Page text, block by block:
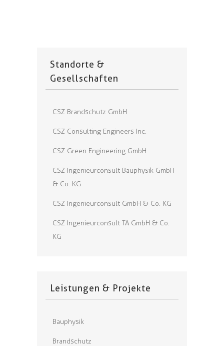
Standorte &
Gesellschaften
CSZ Brandschutz GmbH
CSZ Consulting Engineers Inc.
CSZ Green Engineering GmbH
CSZ Ingenieurconsult Bauphysik GmbH
& Co. KG
CSZ Ingenieurconsult GmbH & Co. KG
CSZ Ingenieurconsult TA GmbH & Co.
KG
Leistungen & Projekte
Bauphysik
Brandschutz